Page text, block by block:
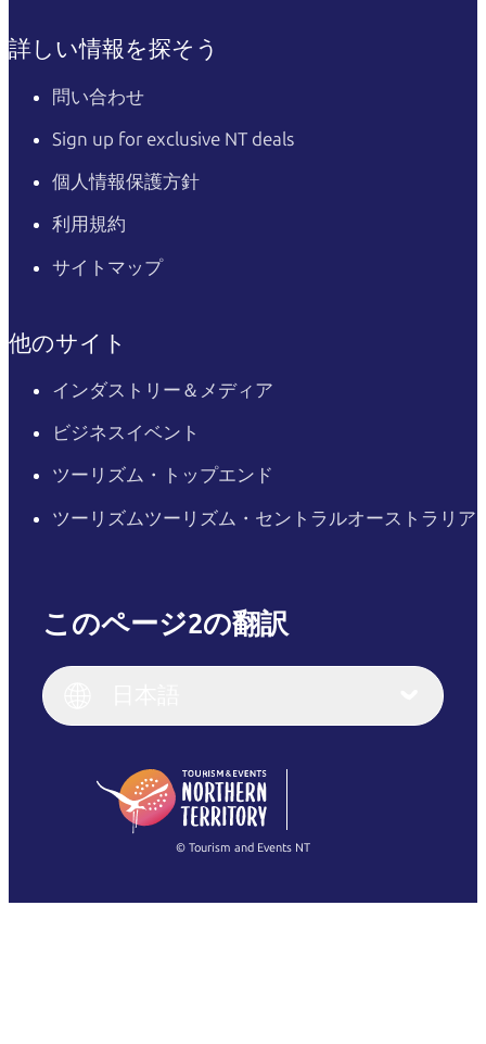
詳しい情報を探そう
問い合わせ
Sign up for exclusive NT deals
個人情報保護方針
利用規約
サイトマップ
他のサイト
インダストリー＆メディア
ビジネスイベント
ツーリズム・トップエンド
ツーリズムツーリズム・セントラルオーストラリア
このページ2の翻訳
English (US)
English
(Singapore)
Français
繁體中文
© Tourism and Events NT